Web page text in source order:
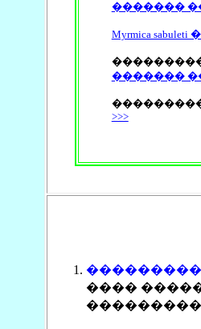
�������
Myrmica
�������
>>>
���������
����